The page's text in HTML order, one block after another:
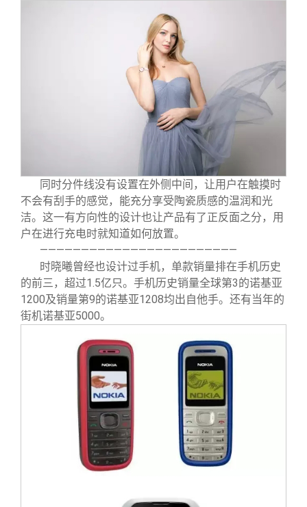
同时分件线没有设置在外侧中间，让用户在触摸时
不会有刮手的感觉，能充分享受陶瓷质感的温润和光
洁。这一有方向性的设计也让产品有了正反面之分，用
户在进行充电时就知道如何放置。
————————————————————————
时晓曦曾经也设计过手机，单款销量排在手机历史
的前三，超过1.5亿只。手机历史销量全球第3的诺基亚
1200及销量第9的诺基亚1208均出自他手。还有当年的
街机诺基亚5000。